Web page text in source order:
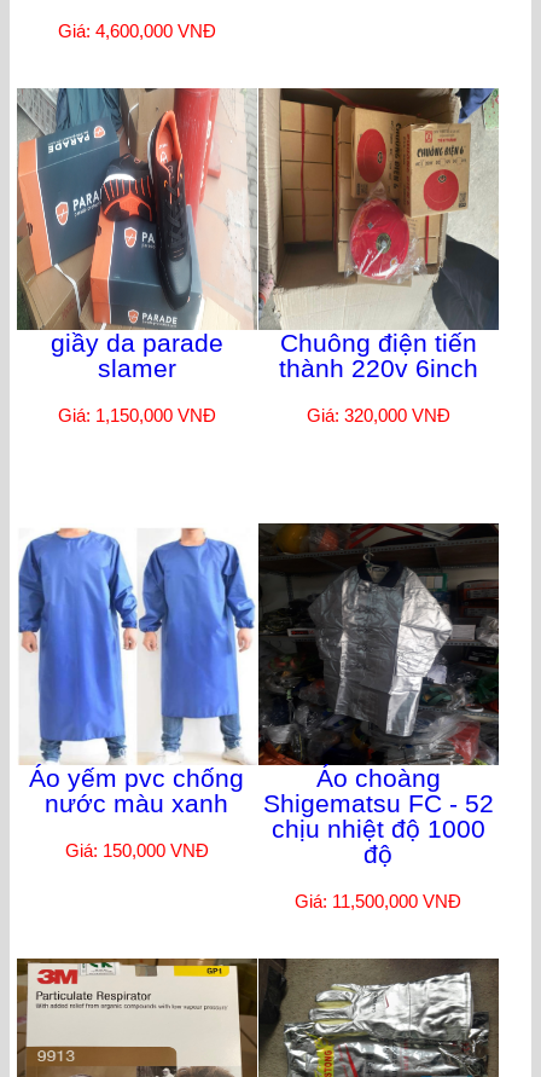
Giá: 4,600,000 VNĐ
giầy da parade
slamer
Giá: 1,150,000 VNĐ
Chuông điện tiến
thành 220v 6inch
Giá: 320,000 VNĐ
Áo yếm pvc chống
nước màu xanh
Giá: 150,000 VNĐ
Áo choàng
Shigematsu FC - 52
chịu nhiệt độ 1000
độ
Giá: 11,500,000 VNĐ